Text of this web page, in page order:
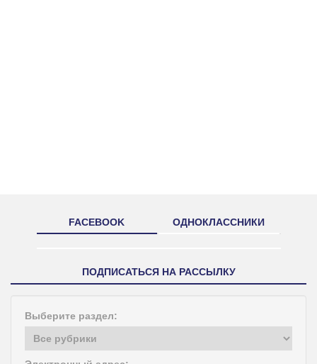
FACEBOOK ОДНОКЛАССНИКИ
ПОДПИСАТЬСЯ НА РАССЫЛКУ
Выберите раздел: